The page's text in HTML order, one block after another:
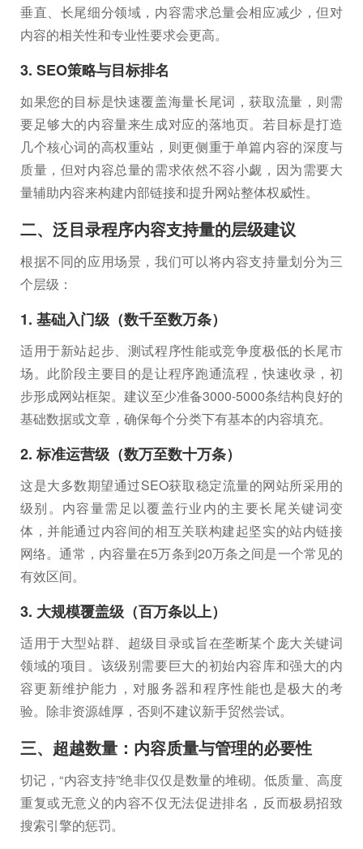
垂直、长尾细分领域，内容需求总量会相应减少，但对
内容的相关性和专业性要求会更高。
3. SEO策略与目标排名
如果您的目标是快速覆盖海量长尾词，获取流量，则需
要足够大的内容量来生成对应的落地页。若目标是打造
几个核心词的高权重站，则更侧重于单篇内容的深度与
质量，但对内容总量的需求依然不容小觑，因为需要大
量辅助内容来构建内部链接和提升网站整体权威性。
二、泛目录程序内容支持量的层级建议
根据不同的应用场景，我们可以将内容支持量划分为三
个层级：
1. 基础入门级（数千至数万条）
适用于新站起步、测试程序性能或竞争度极低的长尾市
场。此阶段主要目的是让程序跑通流程，快速收录，初
步形成网站框架。建议至少准备3000-5000条结构良好的
基础数据或文章，确保每个分类下有基本的内容填充。
2. 标准运营级（数万至数十万条）
这是大多数期望通过SEO获取稳定流量的网站所采用的
级别。内容量需足以覆盖行业内的主要长尾关键词变
体，并能通过内容间的相互关联构建起坚实的站内链接
网络。通常，内容量在5万条到20万条之间是一个常见的
有效区间。
3. 大规模覆盖级（百万条以上）
适用于大型站群、超级目录或旨在垄断某个庞大关键词
领域的项目。该级别需要巨大的初始内容库和强大的内
容更新维护能力，对服务器和程序性能也是极大的考
验。除非资源雄厚，否则不建议新手贸然尝试。
三、超越数量：内容质量与管理的必要性
切记，“内容支持”绝非仅仅是数量的堆砌。低质量、高度
重复或无意义的内容不仅无法促进排名，反而极易招致
搜索引擎的惩罚。